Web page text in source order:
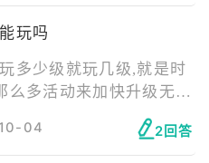
玩吗
多少级就玩几级,就是时
么多活动来加快升级无非
进去.GM要是恨没冲钱
的玩吗...看自己
04 2回答